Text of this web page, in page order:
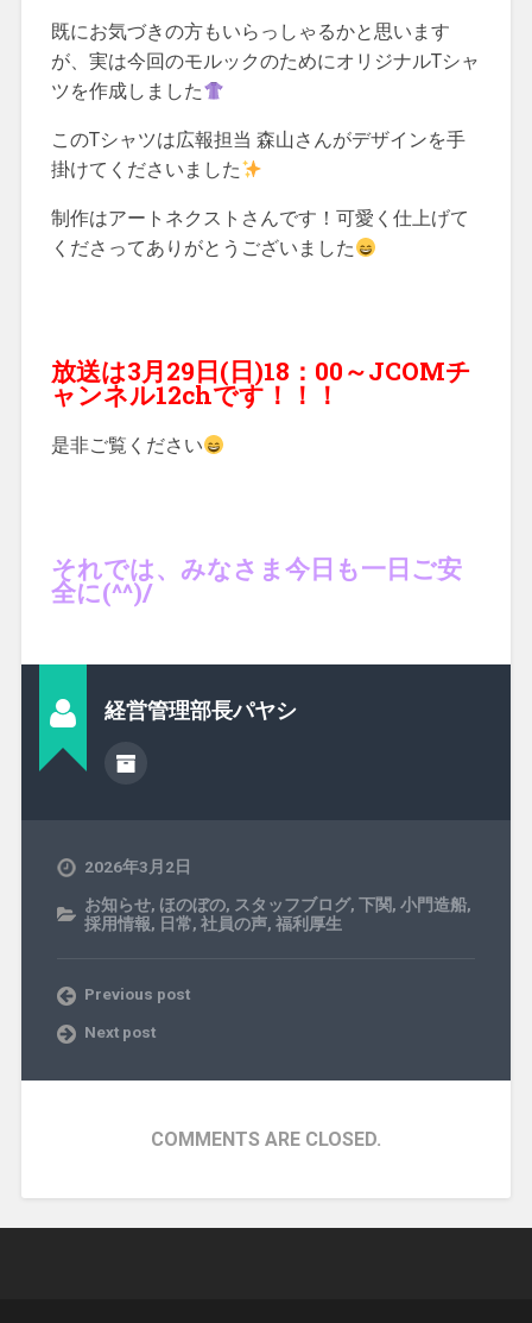
既にお気づきの方もいらっしゃるかと思います
が、実は今回のモルックのためにオリジナルTシャ
ツを作成しました
このTシャツは広報担当 森山さんがデザインを手
掛けてくださいました
制作はアートネクストさんです！可愛く仕上げて
くださってありがとうございました
放送は3月29日(日)18：00～JCOMチ
ャンネル12chです！！！
是非ご覧ください
それでは、みなさま今日も一日ご安
全に(^^)/
経営管理部長パヤシ
2026年3月2日
お知らせ, ほのぼの, スタッフブログ, 下関, 小門造船,
採用情報, 日常, 社員の声, 福利厚生
Previous post
Next post
COMMENTS ARE CLOSED.